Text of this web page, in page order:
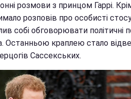
розмови з принцом Гаррі.
розповів про особисті
собі обговорювати політичні
Останньою краплею стало
Сассекських.